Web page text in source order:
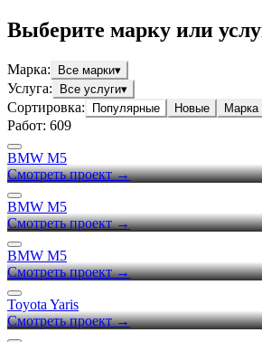
Выберите марку или
Марка: Все марки▾
Услуга: Все услуги▾
Сортировка: Популярные Новые
Работ: 609
BMW M5
Смотреть проект →
BMW M5
Смотреть проект →
BMW M5
Смотреть проект →
Toyota Yaris
Смотреть проект →